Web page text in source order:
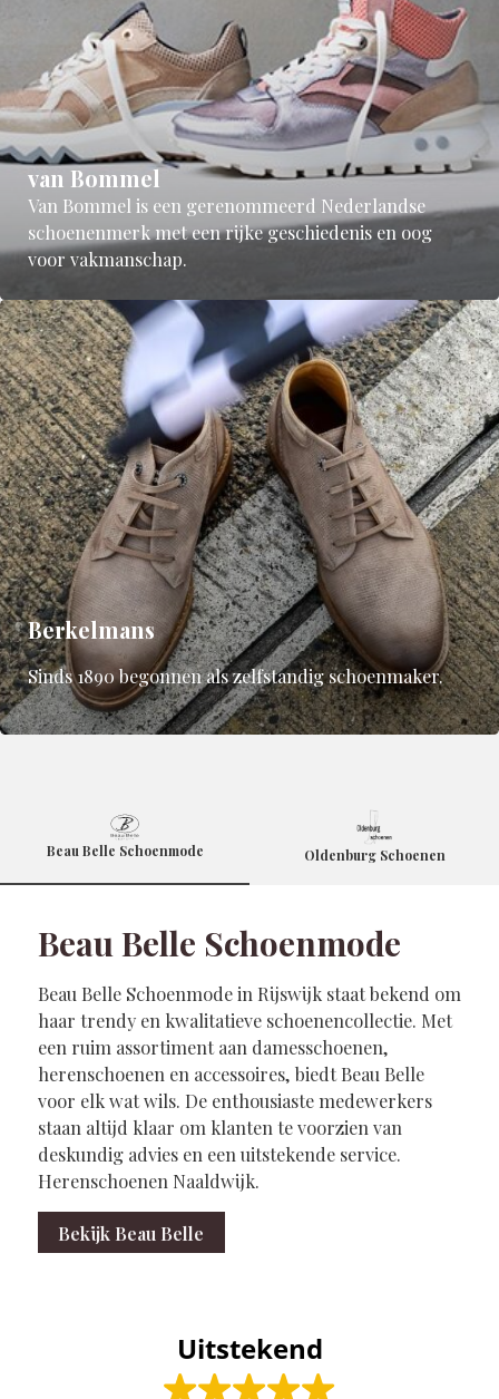
van Bommel
Van Bommel is een gerenommeerd Nederlandse
schoenenmerk met een rijke geschiedenis en oog
voor vakmanschap.
Berkelmans
Sinds 1890 begonnen als zelfstandig schoenmaker.
Beau Belle Schoenmode
Beau Belle Schoenmode in Rijswijk staat bekend om
haar trendy en kwalitatieve schoenencollectie. Met
een ruim assortiment aan damesschoenen,
herenschoenen en accessoires, biedt Beau Belle
voor elk wat wils. De enthousiaste medewerkers
staan altijd klaar om klanten te voorzien van
deskundig advies en een uitstekende service.
Herenschoenen Naaldwijk.
Bekijk Beau Belle
Beau Belle Schoenmode Oldenburg Schoenen
Uitstekend